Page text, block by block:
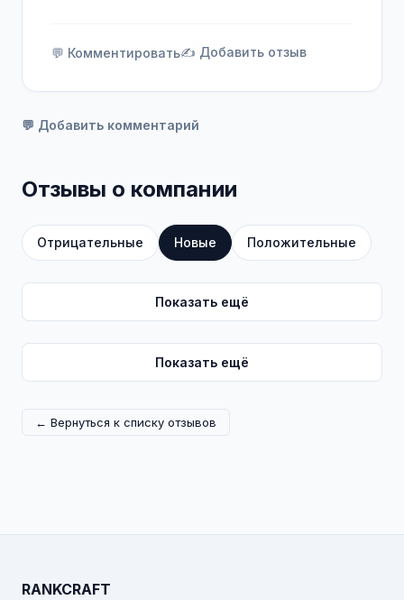
💬 Комментировать✍️ Добавить отзыв
💬 Добавить комментарий
Отзывы о компании
Отрицательные Новые Положительные
Показать ещё
Показать ещё
← Вернуться к списку отзывов
RANKCRAFT